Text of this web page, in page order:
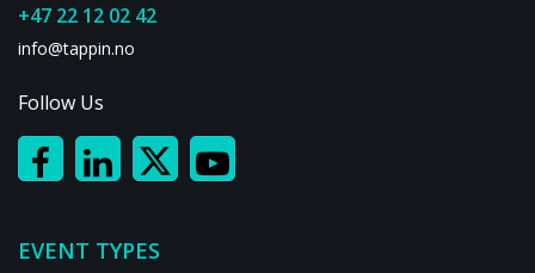
+47 22 12 02 42
info@tappin.no
Follow Us
EVENT TYPES